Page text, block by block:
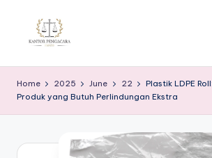
a
n
Home 2025 June 22
Plastik LDPE
Produk yang Butuh Perlindungan Ekstra